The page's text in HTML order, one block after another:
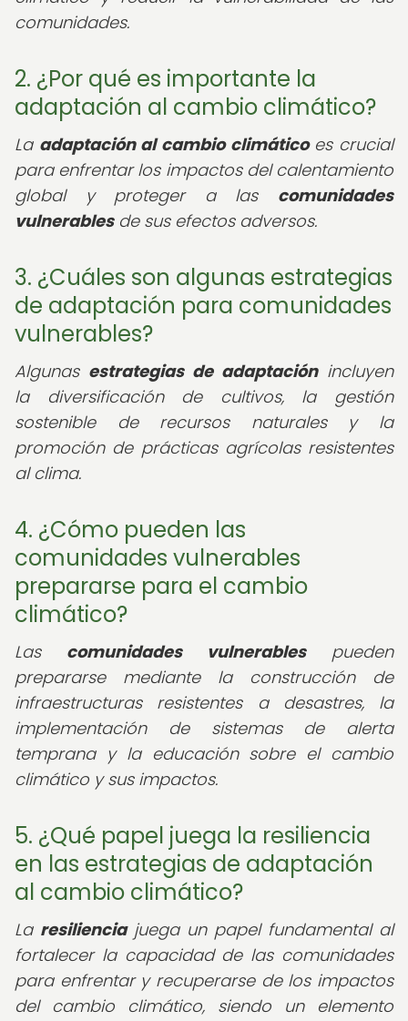
comunidades.
2. ¿Por qué es importante la
adaptación al cambio climático?
La adaptación al cambio climáticoes crucial
para enfrentar los impactos del calentamiento
global y proteger a las comunidades
vulnerablesde sus efectos adversos.
3. ¿Cuáles son algunas estrategias
de adaptación para comunidades
vulnerables?
Algunas estrategias de adaptaciónincluyen
la diversificación de cultivos, la gestión
sostenible de recursos naturales y la
promoción de prácticas agrícolas resistentes
al clima.
4. ¿Cómo pueden las
comunidades vulnerables
prepararse para el cambio
climático?
Las comunidades vulnerablespueden
prepararse mediante la construcción de
infraestructuras resistentes a desastres, la
implementación de sistemas de alerta
temprana y la educación sobre el cambio
climático y sus impactos.
5. ¿Qué papel juega la resiliencia
en las estrategias de adaptación
al cambio climático?
La resilienciajuega un papel fundamental al
fortalecer la capacidad de las comunidades
para enfrentar y recuperarse de los impactos
del cambio climático, siendo un elemento